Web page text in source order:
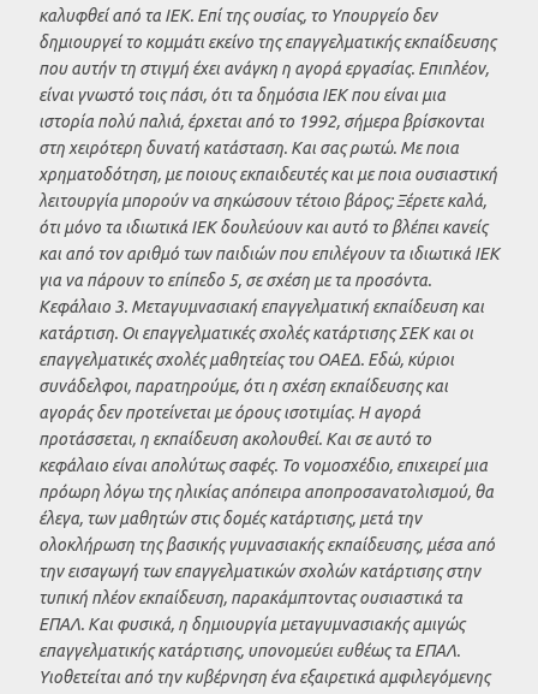
καλυφθεί από τα ΙΕΚ. Επί της ουσίας, το Υπουργείο δεν
δημιουργεί το κομμάτι εκείνο της επαγγελματικής εκπαίδευσης
που αυτήν τη στιγμή έχει ανάγκη η αγορά εργασίας. Επιπλέον,
είναι γνωστό τοις πάσι, ότι τα δημόσια ΙΕΚ που είναι μια
ιστορία πολύ παλιά, έρχεται από το 1992, σήμερα βρίσκονται
στη χειρότερη δυνατή κατάσταση. Και σας ρωτώ. Με ποια
χρηματοδότηση, με ποιους εκπαιδευτές και με ποια ουσιαστική
λειτουργία μπορούν να σηκώσουν τέτοιο βάρος; Ξέρετε καλά,
ότι μόνο τα ιδιωτικά ΙΕΚ δουλεύουν και αυτό το βλέπει κανείς
και από τον αριθμό των παιδιών που επιλέγουν τα ιδιωτικά ΙΕΚ
για να πάρουν το επίπεδο 5, σε σχέση με τα προσόντα.
Κεφάλαιο 3. Μεταγυμνασιακή επαγγελματική εκπαίδευση και
κατάρτιση. Οι επαγγελματικές σχολές κατάρτισης ΣΕΚ και οι
επαγγελματικές σχολές μαθητείας του ΟΑΕΔ. Εδώ, κύριοι
συνάδελφοι, παρατηρούμε, ότι η σχέση εκπαίδευσης και
αγοράς δεν προτείνεται με όρους ισοτιμίας. Η αγορά
προτάσσεται, η εκπαίδευση ακολουθεί. Και σε αυτό το
κεφάλαιο είναι απολύτως σαφές. Το νομοσχέδιο, επιχειρεί μια
πρόωρη λόγω της ηλικίας απόπειρα αποπροσανατολισμού, θα
έλεγα, των μαθητών στις δομές κατάρτισης, μετά την
ολοκλήρωση της βασικής γυμνασιακής εκπαίδευσης, μέσα από
την εισαγωγή των επαγγελματικών σχολών κατάρτισης στην
τυπική πλέον εκπαίδευση, παρακάμπτοντας ουσιαστικά τα
ΕΠΑΛ. Και φυσικά, η δημιουργία μεταγυμνασιακής αμιγώς
επαγγελματικής κατάρτισης, υπονομεύει ευθέως τα ΕΠΑΛ.
Υιοθετείται από την κυβέρνηση ένα εξαιρετικά αμφιλεγόμενης